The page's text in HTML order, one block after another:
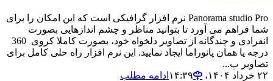
Panorama studio Pro نرم افزار گرافیکی است که این امکان را برای
شما فراهم می آورد تا بتوانید مناظر و چشم اندازهایی بصورت
انفرادی و چندگانه از تصاویر دلخواه خود، بصورت کاملا کروی 360
درجه یا همان پانوراما ایجاد نمایید. این نرم افزار راه حلی کامل برای
تصاویر پ...
۲۲ خرداد ۱۴۰۴،‏ ۱۴:۳۹
ادامه مطلب